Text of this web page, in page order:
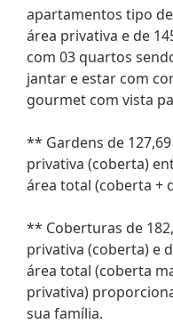
apartamentos tipo de
área privativa e de
com 03 quartos
jantar e estar com
gourmet com vista
** Gardens de 127,69
privativa (coberta)
área total (coberta +
** Coberturas de
privativa (coberta) e
área total (coberta
privativa)
sua família.